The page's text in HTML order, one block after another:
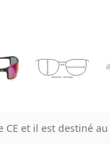
et il est destiné